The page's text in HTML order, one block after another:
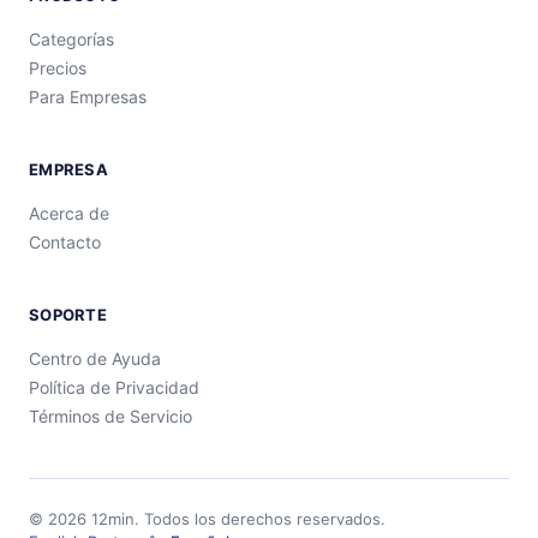
Categorías
Precios
Para Empresas
EMPRESA
Acerca de
Contacto
SOPORTE
Centro de Ayuda
Política de Privacidad
Términos de Servicio
© 2026 12min. Todos los derechos reservados.